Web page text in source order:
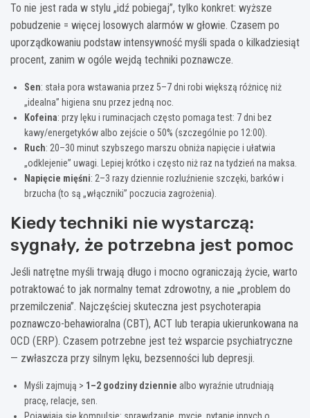
To nie jest rada w stylu „idź pobiegaj”, tylko konkret: wyższe
pobudzenie = więcej losowych alarmów w głowie. Czasem po
uporządkowaniu podstaw intensywność myśli spada o kilkadziesiąt
procent, zanim w ogóle wejdą techniki poznawcze.
Sen: stała pora wstawania przez 5–7 dni robi większą różnicę niż
„idealna” higiena snu przez jedną noc.
Kofeina: przy lęku i ruminacjach często pomaga test: 7 dni bez
kawy/energetyków albo zejście o 50% (szczególnie po 12:00).
Ruch: 20–30 minut szybszego marszu obniża napięcie i ułatwia
„odklejenie” uwagi. Lepiej krótko i często niż raz na tydzień na maksa.
Napięcie mięśni: 2–3 razy dziennie rozluźnienie szczęki, barków i
brzucha (to są „włączniki” poczucia zagrożenia).
Kiedy techniki nie wystarczą:
sygnały, że potrzebna jest pomoc
Jeśli natrętne myśli trwają długo i mocno ograniczają życie, warto
potraktować to jak normalny temat zdrowotny, a nie „problem do
przemilczenia”. Najczęściej skuteczna jest psychoterapia
poznawczo-behawioralna (CBT), ACT lub terapia ukierunkowana na
OCD (ERP). Czasem potrzebne jest też wsparcie psychiatryczne
— zwłaszcza przy silnym lęku, bezsenności lub depresji.
Myśli zajmują > 1–2 godziny dziennie albo wyraźnie utrudniają
pracę, relacje, sen.
Pojawiają się kompulsje: sprawdzanie, mycie, pytanie innych o